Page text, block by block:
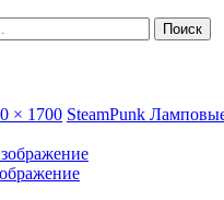
× 1700 SteamPunk